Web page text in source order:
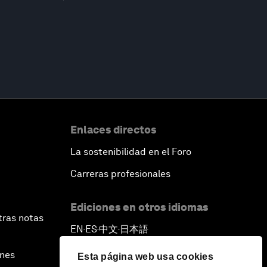
Esta página web usa cookies
notas
Enlaces directos
La sostenibilidad en el Foro
Carreras profesionales
Ediciones en otros idiomas
EN ▪ES▪中文▪ 日本語